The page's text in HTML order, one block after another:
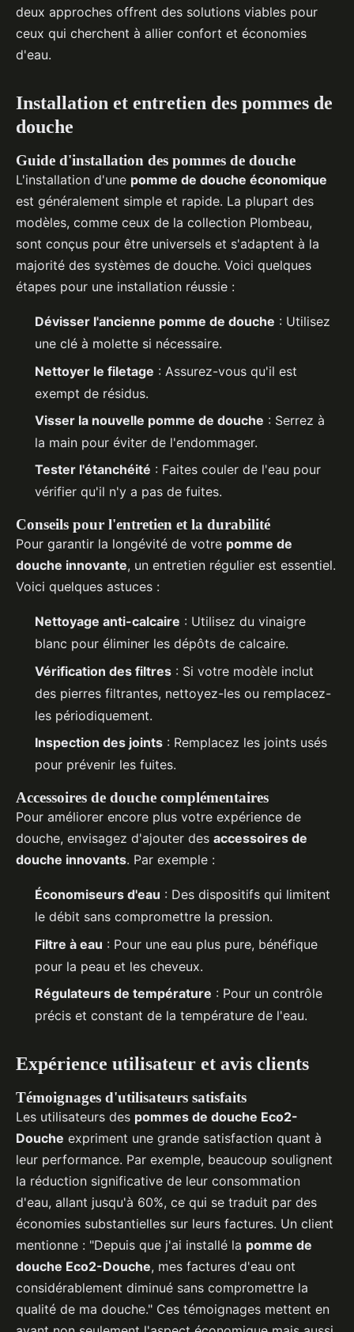
deux approches offrent des solutions viables pour
ceux qui cherchent à allier confort et économies
d'eau.
Installation et entretien des pommes de
douche
Guide d'installation des pommes de douche
L'installation d'une pomme de douche économique
est généralement simple et rapide. La plupart des
modèles, comme ceux de la collection Plombeau,
sont conçus pour être universels et s'adaptent à la
majorité des systèmes de douche. Voici quelques
étapes pour une installation réussie :
Dévisser l'ancienne pomme de douche : Utilisez
une clé à molette si nécessaire.
Nettoyer le filetage : Assurez-vous qu'il est
exempt de résidus.
Visser la nouvelle pomme de douche : Serrez à
la main pour éviter de l'endommager.
Tester l'étanchéité : Faites couler de l'eau pour
vérifier qu'il n'y a pas de fuites.
Conseils pour l'entretien et la durabilité
Pour garantir la longévité de votre pomme de
douche innovante, un entretien régulier est essentiel.
Voici quelques astuces :
Nettoyage anti-calcaire : Utilisez du vinaigre
blanc pour éliminer les dépôts de calcaire.
Vérification des filtres : Si votre modèle inclut
des pierres filtrantes, nettoyez-les ou remplacez-
les périodiquement.
Inspection des joints : Remplacez les joints usés
pour prévenir les fuites.
Accessoires de douche complémentaires
Pour améliorer encore plus votre expérience de
douche, envisagez d'ajouter des accessoires de
douche innovants. Par exemple :
Économiseurs d'eau : Des dispositifs qui limitent
le débit sans compromettre la pression.
Filtre à eau : Pour une eau plus pure, bénéfique
pour la peau et les cheveux.
Régulateurs de température : Pour un contrôle
précis et constant de la température de l'eau.
Expérience utilisateur et avis clients
Témoignages d'utilisateurs satisfaits
Les utilisateurs des pommes de douche Eco2-
Douche expriment une grande satisfaction quant à
leur performance. Par exemple, beaucoup soulignent
la réduction significative de leur consommation
d'eau, allant jusqu'à 60%, ce qui se traduit par des
économies substantielles sur leurs factures. Un client
mentionne : "Depuis que j'ai installé la pomme de
douche Eco2-Douche, mes factures d'eau ont
considérablement diminué sans compromettre la
qualité de ma douche." Ces témoignages mettent en